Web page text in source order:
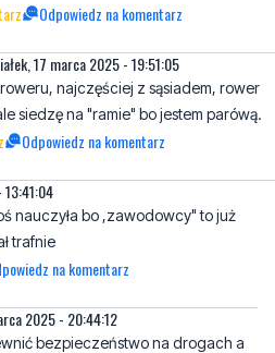
17 marca 2025 - 18:59:55
Odpowiedz na komentarz
17 marca 2025 - 19:51:05
siedzę na "ramie" bo jestem parówą.
Odpowiedz na komentarz
trafnie
na komentarz